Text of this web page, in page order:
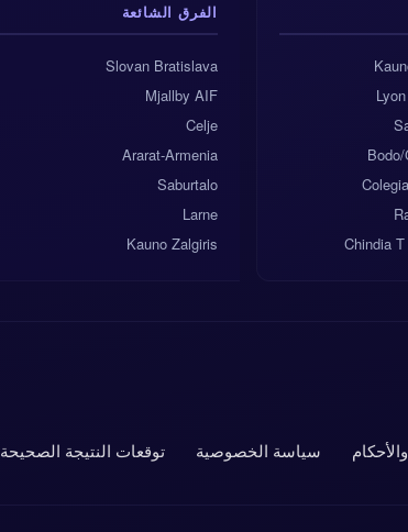
Chindia
الفرق الشائعة
Slovan Bratislava
Mjallby AIF
Celje
Ararat-Armenia
Saburtalo
Larne
Kauno Zalgiris
سياسة الخصوصية توقعات النتيجة الصحيحة